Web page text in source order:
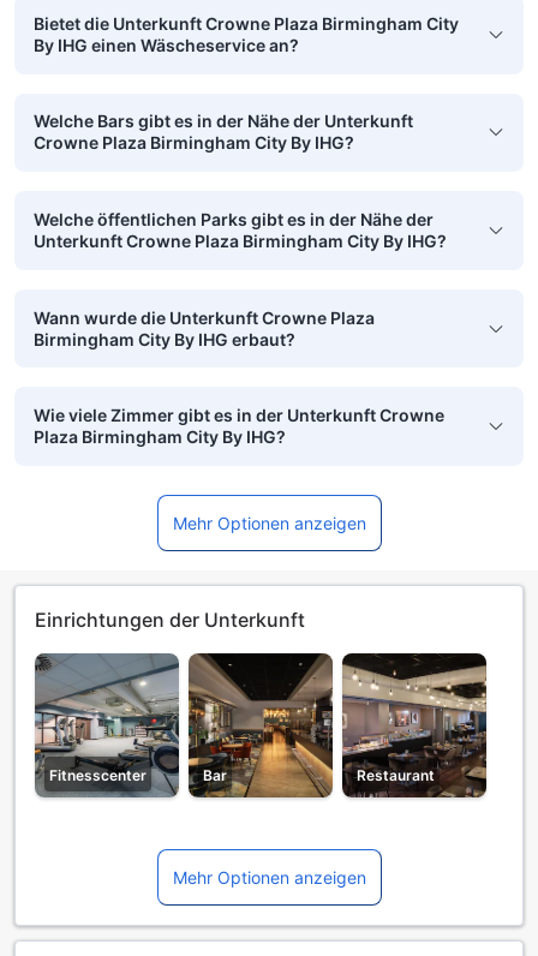
Bietet die Unterkunft Crowne Plaza Birmingham City
By IHG einen Wäscheservice an?
Welche Bars gibt es in der Nähe der Unterkunft
Crowne Plaza Birmingham City By IHG?
Welche öffentlichen Parks gibt es in der Nähe der
Unterkunft Crowne Plaza Birmingham City By IHG?
Wann wurde die Unterkunft Crowne Plaza
Birmingham City By IHG erbaut?
Wie viele Zimmer gibt es in der Unterkunft Crowne
Plaza Birmingham City By IHG?
Mehr Optionen anzeigen
Einrichtungen der Unterkunft
Fitnesscenter Bar Restaurant
Mehr Optionen anzeigen